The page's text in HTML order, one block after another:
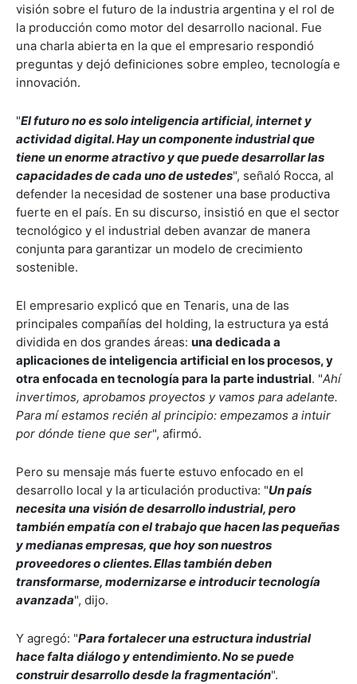
visión sobre el futuro de la industria argentina y el rol de
la producción como motor del desarrollo nacional. Fue
una charla abierta en la que el empresario respondió
preguntas y dejó definiciones sobre empleo, tecnología e
innovación.
"El futuro no es solo inteligencia artificial, internet y
actividad digital. Hay un componente industrial que
tiene un enorme atractivo y que puede desarrollar las
capacidades de cada uno de ustedes", señaló Rocca, al
defender la necesidad de sostener una base productiva
fuerte en el país. En su discurso, insistió en que el sector
tecnológico y el industrial deben avanzar de manera
conjunta para garantizar un modelo de crecimiento
sostenible.
El empresario explicó que en Tenaris, una de las
principales compañías del holding, la estructura ya está
dividida en dos grandes áreas: una dedicada a
aplicaciones de inteligencia artificial en los procesos, y
otra enfocada en tecnología para la parte industrial. "Ahí
invertimos, aprobamos proyectos y vamos para adelante.
Para mí estamos recién al principio: empezamos a intuir
por dónde tiene que ser", afirmó.
Pero su mensaje más fuerte estuvo enfocado en el
desarrollo local y la articulación productiva: "Un país
necesita una visión de desarrollo industrial, pero
también empatía con el trabajo que hacen las pequeñas
y medianas empresas, que hoy son nuestros
proveedores o clientes. Ellas también deben
transformarse, modernizarse e introducir tecnología
avanzada", dijo.
Y agregó: "Para fortalecer una estructura industrial
hace falta diálogo y entendimiento. No se puede
construir desarrollo desde la fragmentación".